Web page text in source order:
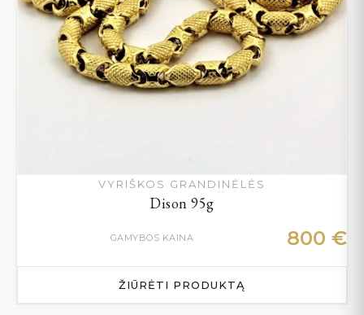
VYRIŠKOS GRANDINĖLĖS
Dison 95g
GAMYBOS KAINA 800 €
ŽIŪRĖTI PRODUKTĄ